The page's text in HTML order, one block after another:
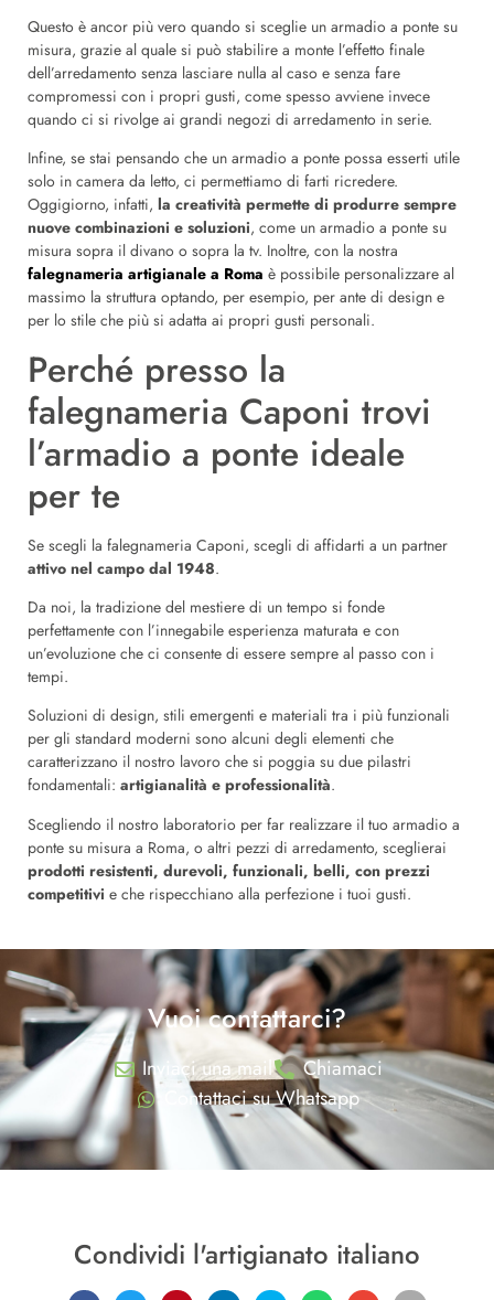
Questo è ancor più vero quando si sceglie un armadio a ponte su
misura, grazie al quale si può stabilire a monte l’effetto finale
dell’arredamento senza lasciare nulla al caso e senza fare
compromessi con i propri gusti, come spesso avviene invece
quando ci si rivolge ai grandi negozi di arredamento in serie.
Infine, se stai pensando che un armadio a ponte possa esserti utile
solo in camera da letto, ci permettiamo di farti ricredere.
Oggigiorno, infatti, la creatività permette di produrre sempre
nuove combinazioni e soluzioni, come un armadio a ponte su
misura sopra il divano o sopra la tv. Inoltre, con la nostra
falegnameria artigianale a Roma è possibile personalizzare al
massimo la struttura optando, per esempio, per ante di design e
per lo stile che più si adatta ai propri gusti personali.
Perché presso la
falegnameria Caponi trovi
l’armadio a ponte ideale
per te
Se scegli la falegnameria Caponi, scegli di affidarti a un partner
attivo nel campo dal 1948.
Da noi, la tradizione del mestiere di un tempo si fonde
perfettamente con l’innegabile esperienza maturata e con
un’evoluzione che ci consente di essere sempre al passo con i
tempi.
Soluzioni di design, stili emergenti e materiali tra i più funzionali
per gli standard moderni sono alcuni degli elementi che
caratterizzano il nostro lavoro che si poggia su due pilastri
fondamentali: artigianalità e professionalità.
Scegliendo il nostro laboratorio per far realizzare il tuo armadio a
ponte su misura a Roma, o altri pezzi di arredamento, sceglierai
prodotti resistenti, durevoli, funzionali, belli, con prezzi
competitivi e che rispecchiano alla perfezione i tuoi gusti.
Vuoi contattarci?
Inviaci una mail
Chiamaci
Contattaci su Whatsapp
Condividi l'artigianato italiano